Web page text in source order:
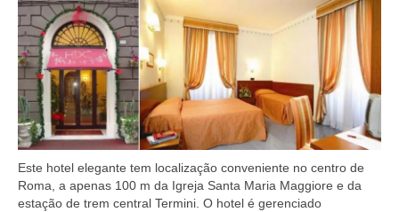
Este hotel elegante tem localização conveniente no centro de
Roma, a apenas 100 m da Igreja Santa Maria Maggiore e da
estação de trem central Termini. O hotel é gerenciado